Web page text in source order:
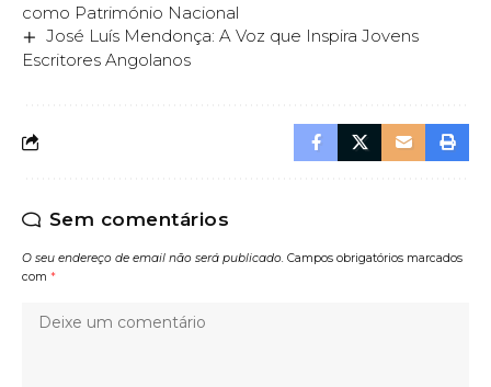
como Património Nacional
José Luís Mendonça: A Voz que Inspira Jovens
Escritores Angolanos
Sem comentários
O seu endereço de email não será publicado. Campos obrigatórios marcados
com *